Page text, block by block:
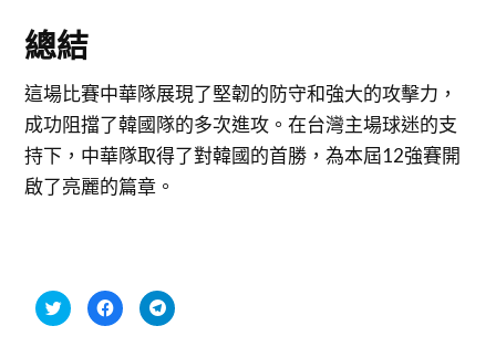
總結
這場比賽中華隊展現了堅韌的防守和強大的攻擊力，
成功阻擋了韓國隊的多次進攻。在台灣主場球迷的支
持下，中華隊取得了對韓國的首勝，為本屆12強賽開
啟了亮麗的篇章。
分
享
按
一
按
一